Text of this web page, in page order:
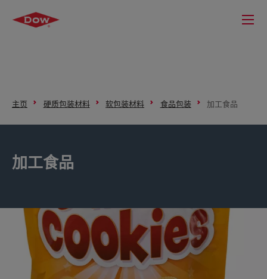
主页 硬质包装材料 软包装材料 食品包装 加工食品
加工食品